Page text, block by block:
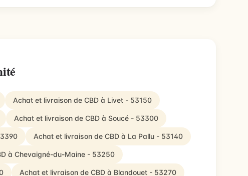
Achat et livraison de CBD à Livet - 53150
Achat et livraison de CBD à Soucé - 53300
Achat et livraison de CBD à La Pallu - 53140
à Chevaigné-du-Maine - 53250
Achat et livraison de CBD à Blandouet - 53270